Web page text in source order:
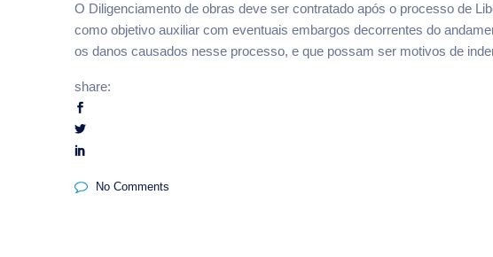
O Diligenciamento de obras deve ser contratado após o processo de
como objetivo auxiliar com eventuais embargos decorrentes do
os danos causados nesse processo, e que possam ser motivos de
share:
No Comments